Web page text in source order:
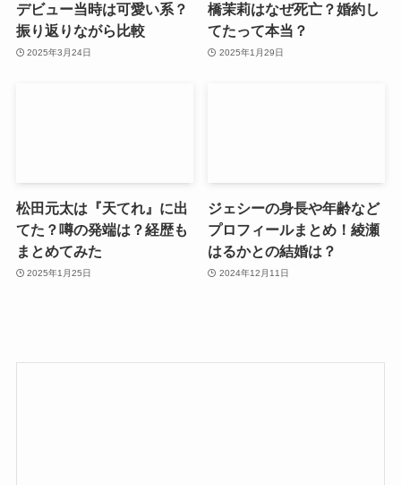
デビュー当時は可愛い系？
振り返りながら比較
2025年3月24日
橋茉莉はなぜ死亡？婚約し
てたって本当？
2025年1月29日
松田元太は『天てれ』に出
てた？噂の発端は？経歴も
まとめてみた
2025年1月25日
ジェシーの身長や年齢など
プロフィールまとめ！綾瀬
はるかとの結婚は？
2024年12月11日